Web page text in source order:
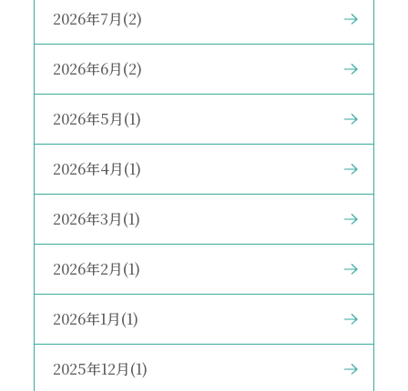
2026年7月(2)
2026年6月(2)
2026年5月(1)
2026年4月(1)
2026年3月(1)
2026年2月(1)
2026年1月(1)
2025年12月(1)